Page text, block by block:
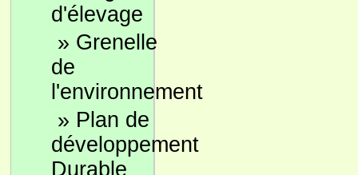
d'élevage
» Grenelle
de
l'environnement
» Plan de
développement
Durable